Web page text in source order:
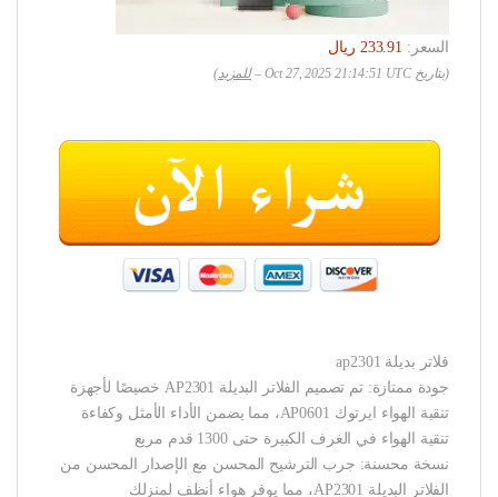
السعر:
(بتاريخ Oct 27, 2025 21:14:51 UTC – للمزيد)
فلاتر بديلة ap2301
جودة ممتازة: تم تصميم الفلاتر البديلة AP2301 خصيصًا لأجهزة
تنقية الهواء ايرتوك AP0601، مما يضمن الأداء الأمثل وكفاءة
تنقية الهواء في الغرف الكبيرة حتى 1300 قدم مربع
نسخة محسنة: جرب الترشيح المحسن مع الإصدار المحسن من
الفلاتر البديلة AP2301، مما يوفر هواء أنظف لمنزلك